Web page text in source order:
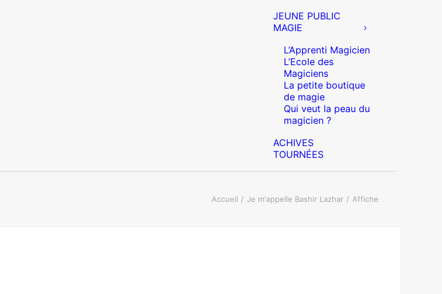
JEUNE PUBLIC
MAGIE
L’Apprenti Magicien
L’Ecole des
Magiciens
La petite boutique
de magie
Qui veut la peau du
magicien ?
ACHIVES
TOURNÉES
Accueil Je m'appelle Bashir Lazhar Affiche